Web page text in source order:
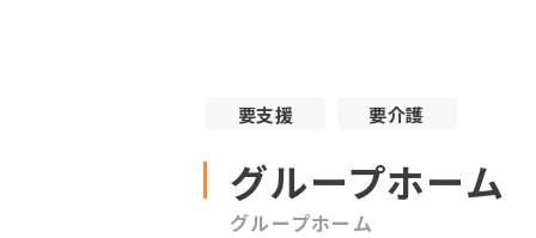
要支援 要介護
グループホー
グループホーム